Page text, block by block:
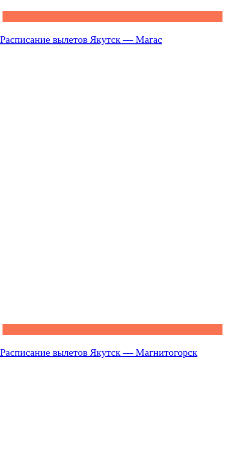
Расписание вылетов Якутск — Магас
Расписание вылетов Якутск — Магнитогорск